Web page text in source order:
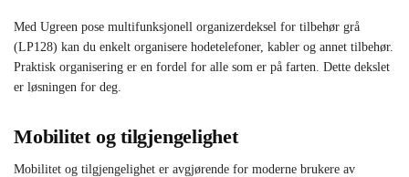
Med Ugreen pose multifunksjonell organizerdeksel for tilbehør grå
(LP128) kan du enkelt organisere hodetelefoner, kabler og annet tilbehør.
Praktisk organisering er en fordel for alle som er på farten. Dette dekslet
er løsningen for deg.
Mobilitet og tilgjengelighet
Mobilitet og tilgjengelighet er avgjørende for moderne brukere av